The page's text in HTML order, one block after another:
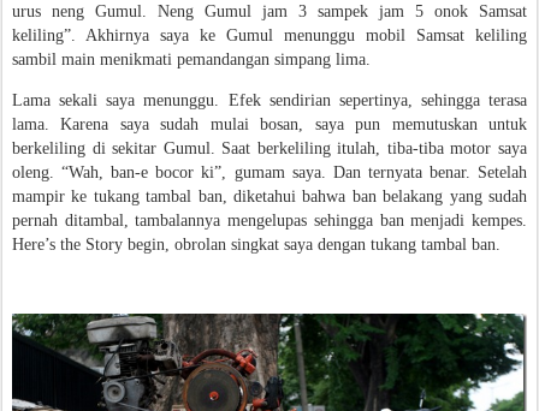
urus neng Gumul. Neng Gumul jam 3 sampek jam 5 onok Samsat
keliling”. Akhirnya saya ke Gumul menunggu mobil Samsat keliling
sambil main menikmati pemandangan simpang lima.
Lama sekali saya menunggu. Efek sendirian sepertinya, sehingga terasa
lama. Karena saya sudah mulai bosan, saya pun memutuskan untuk
berkeliling di sekitar Gumul. Saat berkeliling itulah, tiba-tiba motor saya
oleng. “Wah, ban-e bocor ki”, gumam saya. Dan ternyata benar. Setelah
mampir ke tukang tambal ban, diketahui bahwa ban belakang yang sudah
pernah ditambal, tambalannya mengelupas sehingga ban menjadi kempes.
Here’s the Story begin, obrolan singkat saya dengan tukang tambal ban.